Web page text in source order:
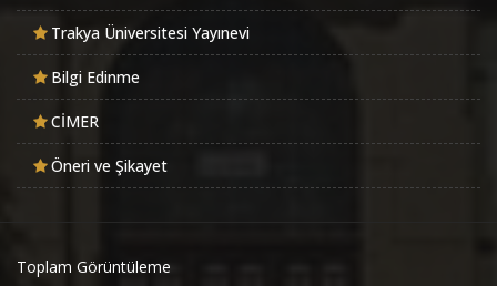
Trakya Üniversitesi Yayınevi
Bilgi Edinme
CİMER
Öneri ve Şikayet
Toplam Görüntüleme